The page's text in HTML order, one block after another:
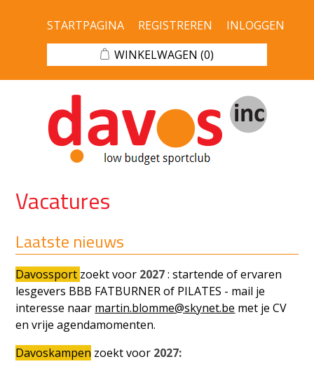
STARTPAGINA REGISTREREN
INLOGGEN
WINKELWAGEN (0)
Vacatures
Laatste nieuws
Davossport zoekt voor 2027: startende of ervaren
lesgevers BBB FATBURNER of PILATES - mail je
interesse naar martin.blomme@skynet.be met je CV
en vrije agendamomenten.
Davoskampen zoekt voor 2027: